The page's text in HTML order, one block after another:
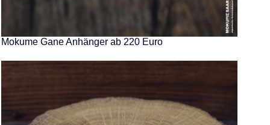
Mokume Gane Anhänger ab 220 Euro